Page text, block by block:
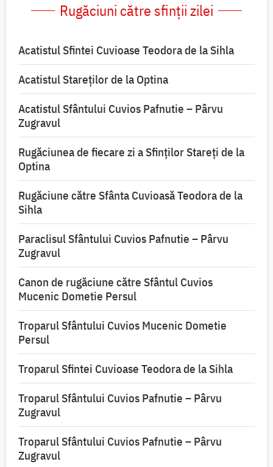
Rugăciuni către sfinții zilei
Acatistul Sfintei Cuvioase Teodora de la Sihla
Acatistul Stareţilor de la Optina
Acatistul Sfântului Cuvios Pafnutie – Pârvu
Zugravul
Rugăciunea de fiecare zi a Sfinților Stareți de la
Optina
Rugăciune către Sfânta Cuvioasă Teodora de la
Sihla
Paraclisul Sfântului Cuvios Pafnutie – Pârvu
Zugravul
Canon de rugăciune către Sfântul Cuvios
Mucenic Dometie Persul
Troparul Sfântului Cuvios Mucenic Dometie
Persul
Troparul Sfintei Cuvioase Teodora de la Sihla
Troparul Sfântului Cuvios Pafnutie – Pârvu
Zugravul
Troparul Sfântului Cuvios Pafnutie – Pârvu
Zugravul